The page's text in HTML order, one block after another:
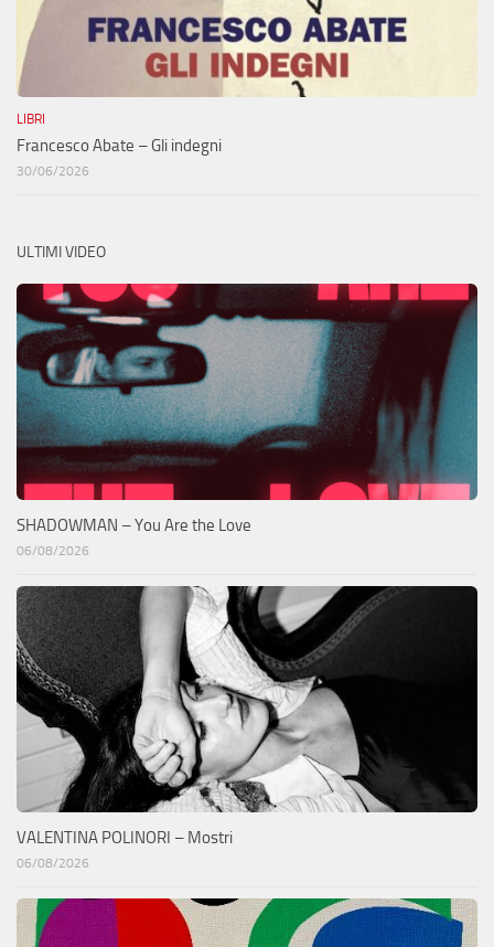
LIBRI
Francesco Abate – Gli indegni
30/06/2026
ULTIMI VIDEO
SHADOWMAN – You Are the Love
06/08/2026
VALENTINA POLINORI – Mostri
06/08/2026